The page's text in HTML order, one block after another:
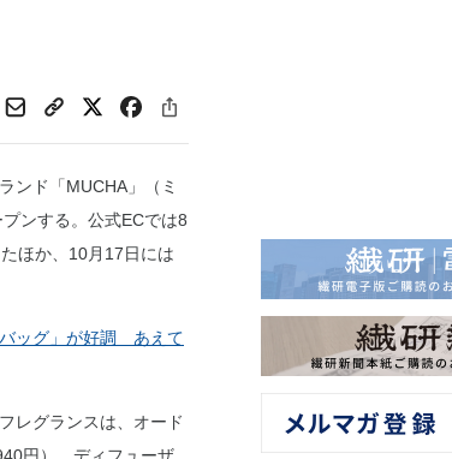
ンド「MUCHA」（ミ
ンする。公式ECでは8
ほか、10月17日には
バッグ」が好調 あえて
レグランスは、オード